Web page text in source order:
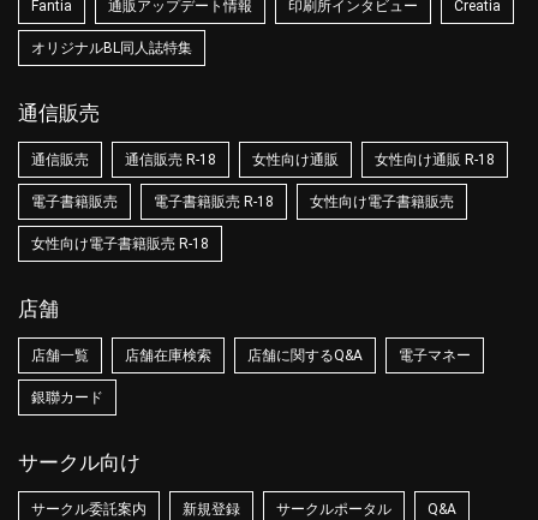
Fantia 通販アップデート情報 印刷所インタビュー Creatia
オリジナルBL同人誌特集
通信販売
通信販売 通信販売 R-18 女性向け通販 女性向け通販 R-18
電子書籍販売 電子書籍販売 R-18 女性向け電子書籍販売
女性向け電子書籍販売 R-18
店舗
店舗一覧 店舗在庫検索 店舗に関するQ&A 電子マネー
銀聯カード
サークル向け
サークル委託案内 新規登録 サークルポータル Q&A